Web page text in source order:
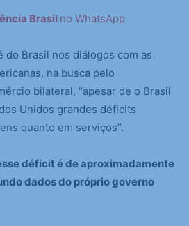
Brasil no WhatsApp
do Brasil nos diálogos com as
na busca pelo
bilateral, “apesar de o Brasil
Unidos grandes déficits
quanto em serviços”.
déficit é de aproximadamente
dados do próprio governo